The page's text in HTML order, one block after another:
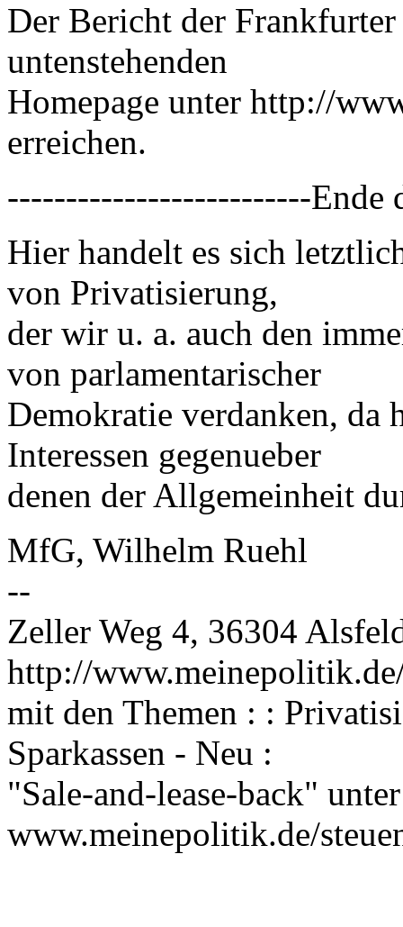
Der Bericht der
untenstehenden
Homepage unter http://
erreichen.
--------------------------Ende
Hier handelt es sich
von Privatisierung,
der wir u. a. auch den
von parlamentarischer
Demokratie verdanken, da
Interessen gegenueber
denen der Allgemeinheit
MfG, Wilhelm Ruehl
--
Zeller Weg 4, 36304
http://
mit den Themen : :
Sparkassen - Neu :
"Sale-and-lease-back" unter
www.meinepolitik.de/